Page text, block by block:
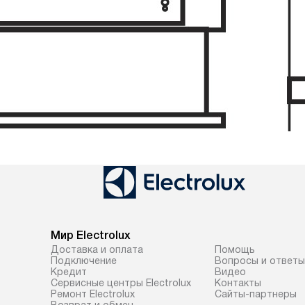
Мир Electrolux
Доставка и оплата
Подключение
Кредит
Сервисные центры Electrolux
Ремонт Electrolux
Помощь
Вопросы и ответы
Видео
Контакты
Сайты-партнеры